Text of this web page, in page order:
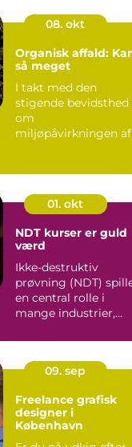
08. okt
Organisk affald:
så meget
I takt med den
stigende bevidsthed
om
miljøpåvirkningen af
01. okt
NDT kurser er guld
værd
Ikke-destruktiv
prøvning (NDT)
en central rolle i
mange industrier,
09. sep
Freelance grafisk
designer i
København